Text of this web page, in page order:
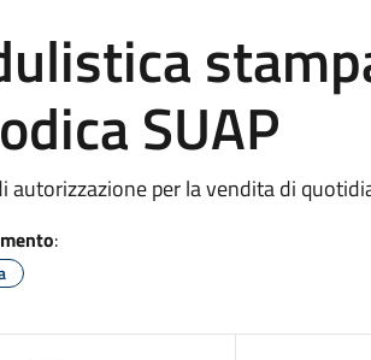
SUAP
autorizzazione per la vendita di
: